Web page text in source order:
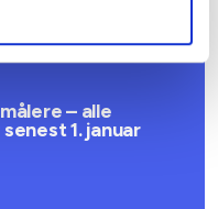
– alle
1. januar